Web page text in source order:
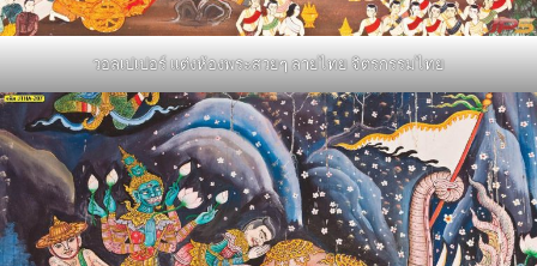
วอลเปเปอร์ แต่งห้องพระสวยๆ ลายไทย จิตรกรรมไทย